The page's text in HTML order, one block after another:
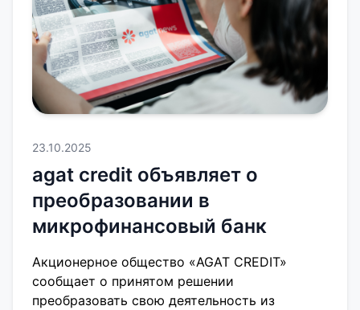
23.10.2025
agat credit объявляет о
преобразовании в
микрофинансовый банк
Акционерное общество «AGAT CREDIT»
сообщает о принятом решении
преобразовать свою деятельность из